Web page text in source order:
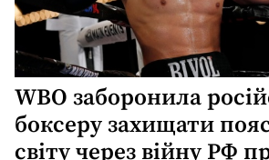
WBO заборонила
боксеру захищати
світу через війну РФ